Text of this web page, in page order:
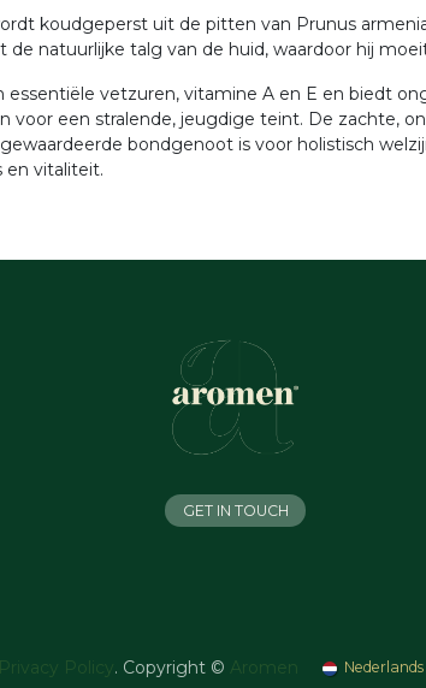
koudgeperst uit de pitten van Prunus
natuurlijke talg van de huid, waardoor hij
essentiële vetzuren, vitamine A en E en biedt
voor een stralende, jeugdige teint. De zachte,
bondgenoot is voor holistisch
en vitaliteit.
GET IN TOUCH
Privacy Policy . Copyright © Aromen Nederlands